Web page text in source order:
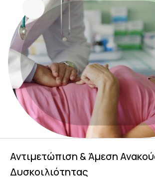
Αντιμετώπιση & Άμεση
Δυσκοιλιότητας